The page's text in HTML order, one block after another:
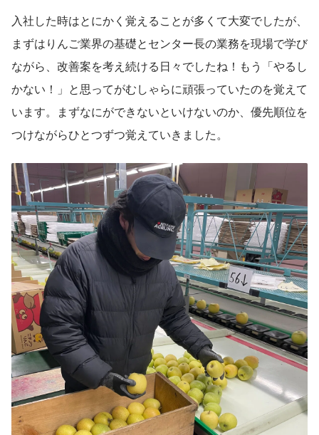
入社した時はとにかく覚えることが多くて大変でしたが、
まずはりんご業界の基礎とセンター長の業務を現場で学び
ながら、改善案を考え続ける日々でしたね！もう「やるし
かない！」と思ってがむしゃらに頑張っていたのを覚えて
います。まずなにができないといけないのか、優先順位を
つけながらひとつずつ覚えていきました。